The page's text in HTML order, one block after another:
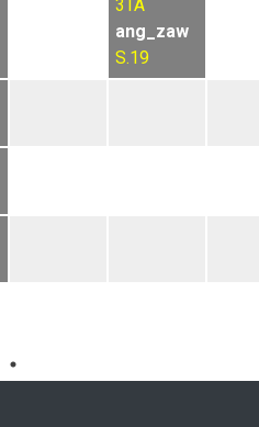
3TA
ang_zaw
S.19